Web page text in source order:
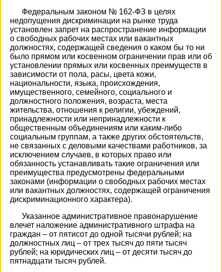
Федеральным законом № 162-ФЗ в целях
недопущения дискриминации на рынке труда
установлен запрет на распространение информации
о свободных рабочих местах или вакантных
должностях, содержащей сведения о каком бы то ни
было прямом или косвенном ограничении прав или об
установлении прямых или косвенных преимуществ в
зависимости от пола, расы, цвета кожи,
национальности, языка, происхождения,
имущественного, семейного, социального и
должностного положения, возраста, места
жительства, отношения к религии, убеждений,
принадлежности или непринадлежности к
общественным объединениям или каким-либо
социальным группам, а также других обстоятельств,
не связанных с деловыми качествами работников, за
исключением случаев, в которых право или
обязанность устанавливать такие ограничения или
преимущества предусмотрены федеральными
законами (информации о свободных рабочих местах
или вакантных должностях, содержащей ограничения
дискриминационного характера).
Указанное административное правонарушение
влечет наложение административного штрафа на
граждан – от пятисот до одной тысячи рублей; на
должностных лиц – от трех тысяч до пяти тысяч
рублей; на юридических лиц – от десяти тысяч до
пятнадцати тысяч рублей.